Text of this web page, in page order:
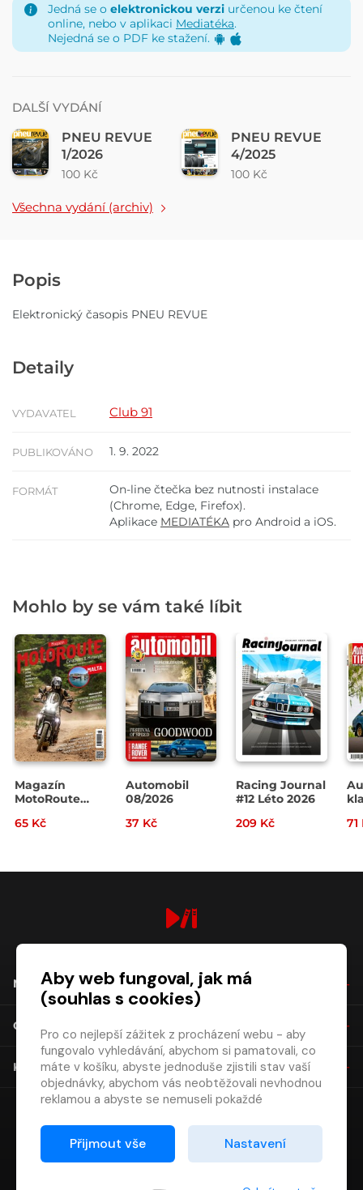
Jedná se o elektronickou verzi určenou ke čtení
online, nebo v aplikaci Mediatéka.
Nejedná se o PDF ke stažení.
DALŠÍ VYDÁNÍ
PNEU REVUE
1/2026
100 Kč
PNEU REVUE
4/2025
100 Kč
Všechna vydání (archiv)
Popis
Elektronický časopis PNEU REVUE
Detaily
VYDAVATEL Club 91
PUBLIKOVÁNO 1. 9. 2022
FORMÁT
On-line čtečka bez nutnosti instalace
(Chrome, Edge, Firefox).
Aplikace MEDIATÉKA pro Android a iOS.
Mohlo by se vám také líbit
Magazín
MotoRoute
65 Kč
Automobil
08/2026
37 Kč
Racing Journal
#12 Léto 2026
209 Kč
71
NÁKUP
O SPOLEČNOSTI
KONTAKT
Aby web fungoval, jak má
(souhlas s cookies)
Pro co nejlepší zážitek z procházení webu - aby
fungovalo vyhledávání, abychom si pamatovali, co
máte v košíku, abyste jednoduše zjistili stav vaší
objednávky, abychom vás neobtěžovali nevhodnou
reklamou a abyste se nemuseli pokaždé
Proto od vás potřebujeme souhlas se
zpracováním souborů cookies
Přijmout vše Nastavení